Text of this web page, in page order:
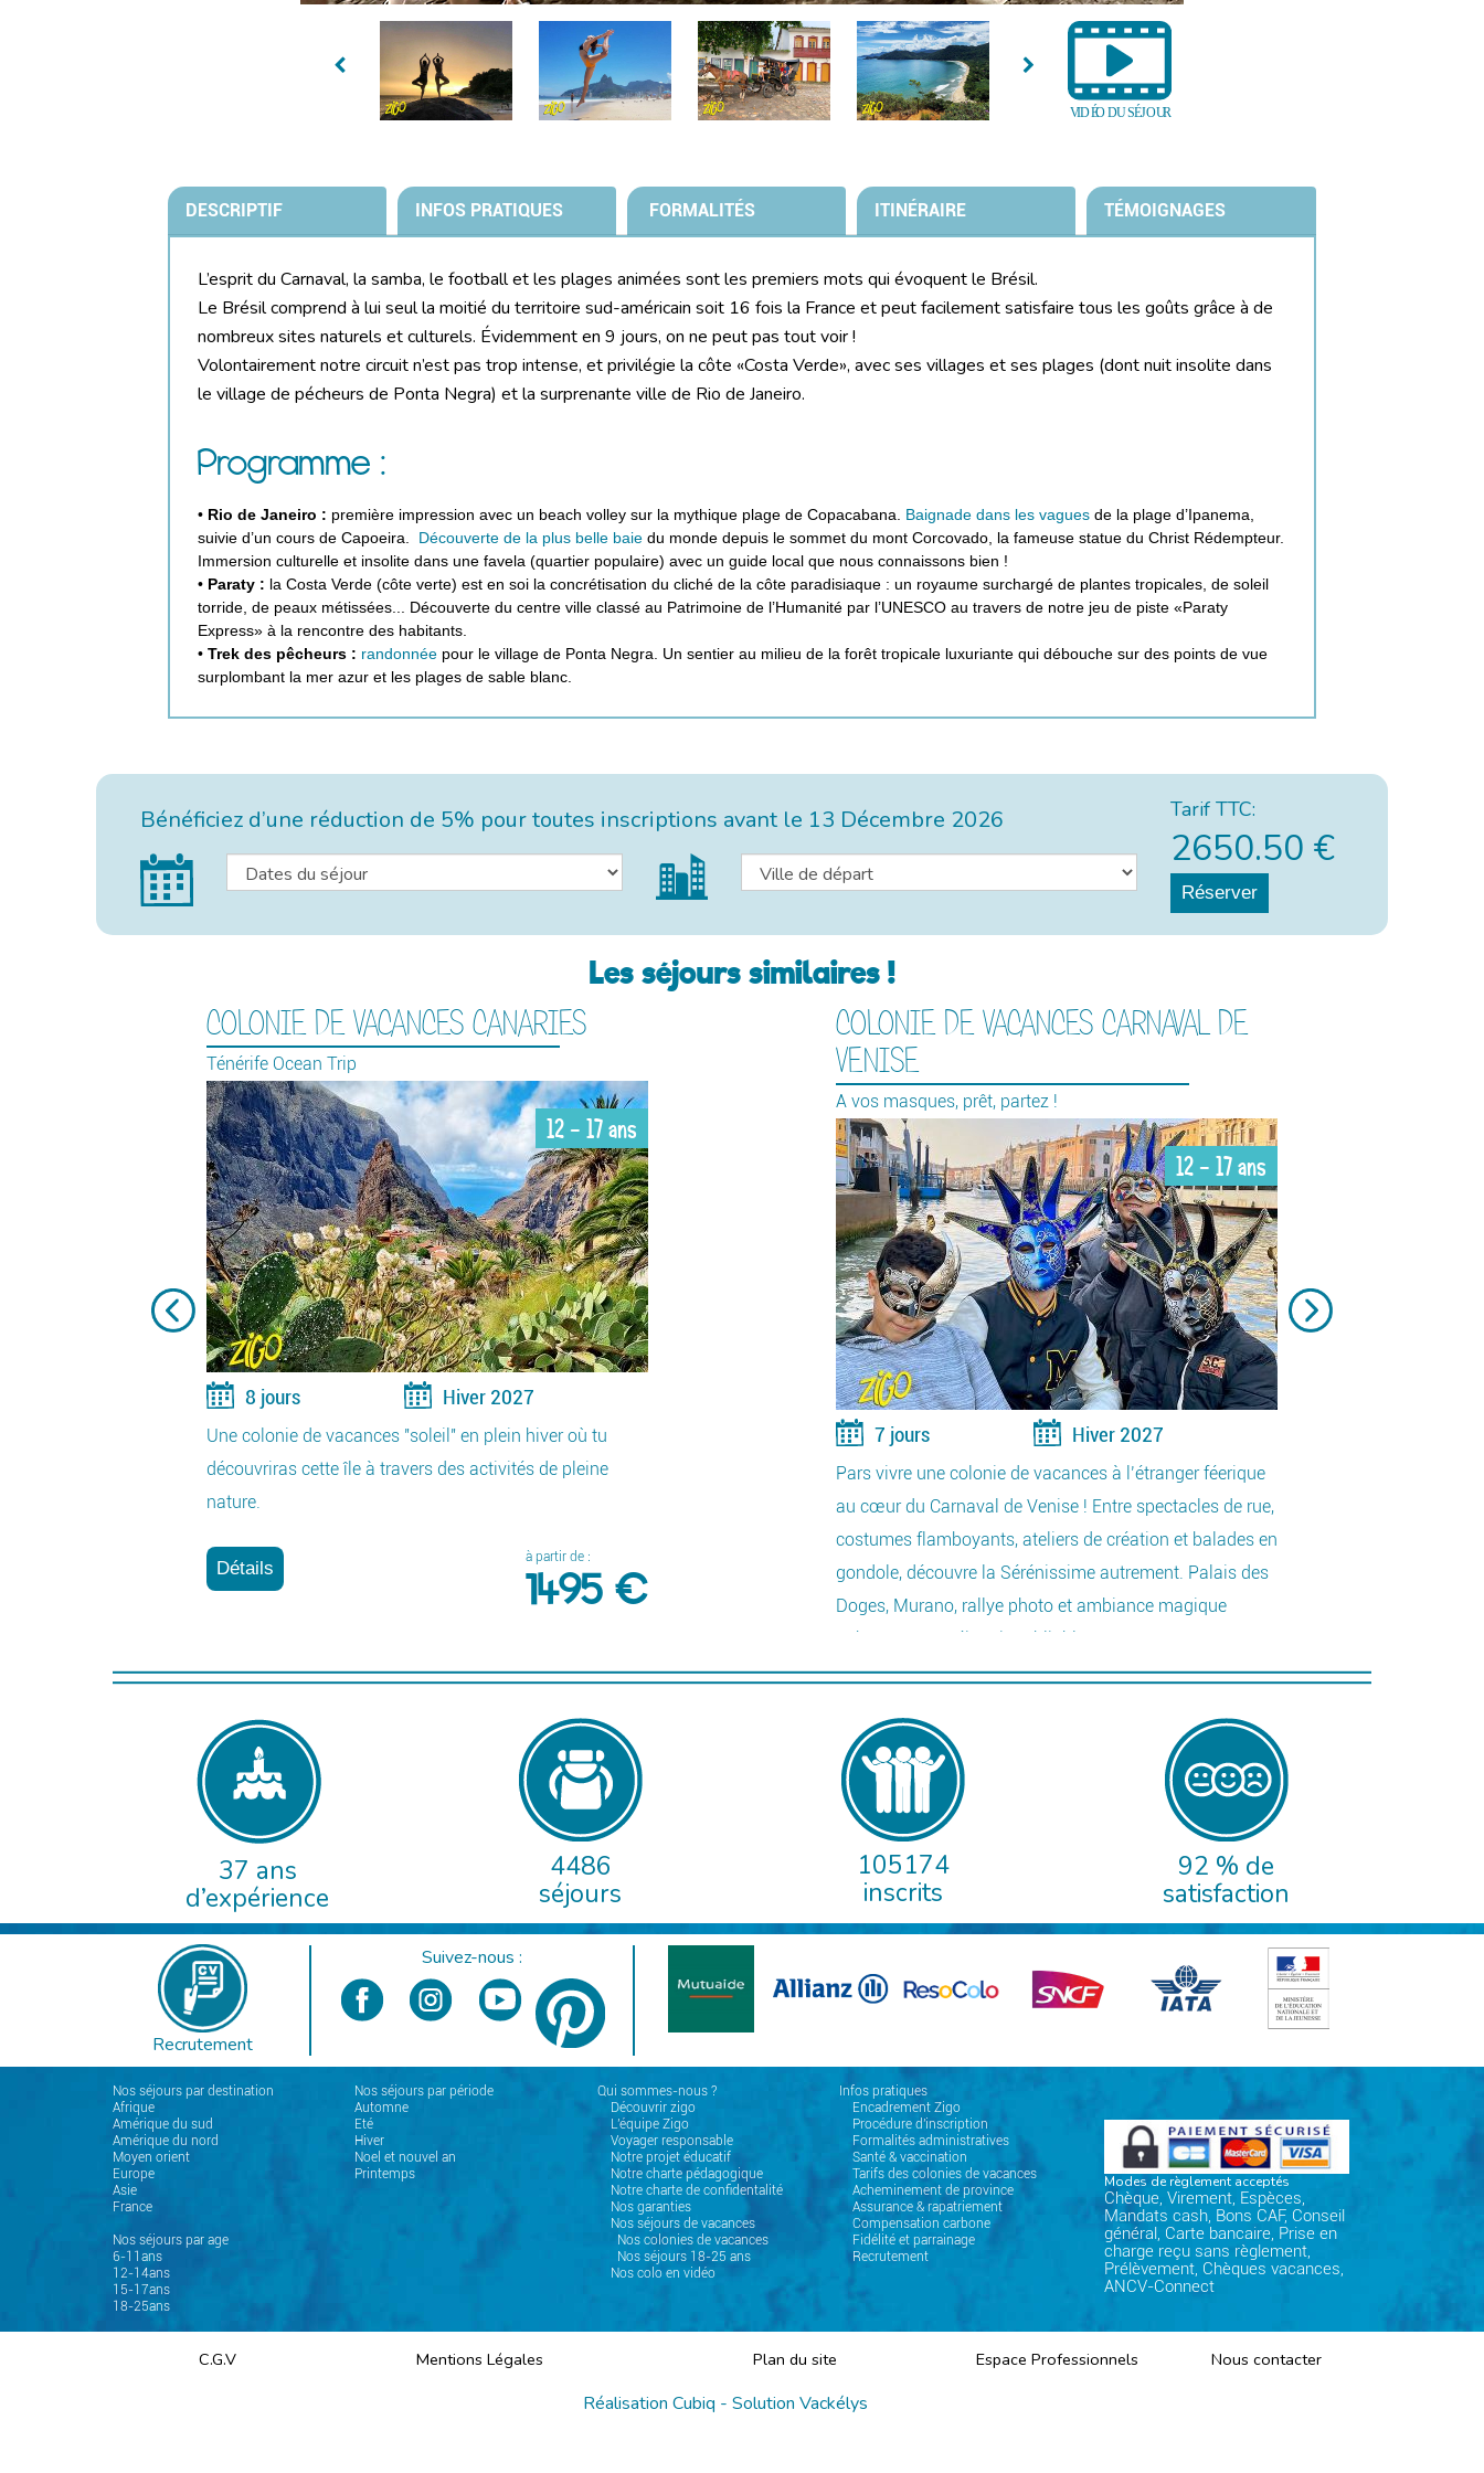
DESCRIPTIF INFOS PRATIQUES FORMALITÉS ITINÉRAIRE TÉMOIGNAGES
L’esprit du Carnaval, la samba, le football et les plages animées sont les premiers mots qui évoquent le Brésil.
Le Brésil comprend à lui seul la moitié du territoire sud-américain soit 16 fois la France et peut facilement satisfaire tous les goûts grâce à de
nombreux sites naturels et culturels. Évidemment en 9 jours, on ne peut pas tout voir !
Volontairement notre circuit n’est pas trop intense, et privilégie la côte «Costa Verde», avec ses villages et ses plages (dont nuit insolite dans
le village de pécheurs de Ponta Negra) et la surprenante ville de Rio de Janeiro.
Programme :
• Rio de Janeiro : première impression avec un beach volley sur la mythique plage de Copacabana. Baignade dans les vagues de la plage d’Ipanema,
suivie d’un cours de Capoeira. Découverte de la plus belle baie du monde depuis le sommet du mont Corcovado, la fameuse statue du Christ Rédempteur.
Immersion culturelle et insolite dans une favela (quartier populaire) avec un guide local que nous connaissons bien !
• Paraty : la Costa Verde (côte verte) est en soi la concrétisation du cliché de la côte paradisiaque : un royaume surchargé de plantes tropicales, de soleil
torride, de peaux métissées... Découverte du centre ville classé au Patrimoine de l’Humanité par l’UNESCO au travers de notre jeu de piste «Paraty
Express» à la rencontre des habitants.
• Trek des pêcheurs : randonnée pour le village de Ponta Negra. Un sentier au milieu de la forêt tropicale luxuriante qui débouche sur des points de vue
surplombant la mer azur et les plages de sable blanc.
Bénéficiez d’une réduction de 5% pour toutes inscriptions avant le 13 Décembre 2026 Tarif TTC:
2650.50 €
Réserver
Les séjours similaires !
COLONIE DE VACANCES CANARIES
Ténérife Ocean Trip
12 - 17 ans
8 jours Hiver 2027
Une colonie de vacances "soleil" en plein hiver où tu
découvriras cette île à travers des activités de pleine
nature.
Détails
à partir de :
1495 €
COLONIE DE VACANCES CARNAVAL DE
VENISE
A vos masques, prêt, partez !
12 - 17 ans
7 jours Hiver 2027
Pars vivre une colonie de vacances à l’étranger féerique
au cœur du Carnaval de Venise ! Entre spectacles de rue,
costumes flamboyants, ateliers de création et balades en
gondole, découvre la Sérénissime autrement. Palais des
Doges, Murano, rallye photo et ambiance magique
1446 €
37 ans
d’expérience
4486
séjours
105174
inscrits
92 % de
satisfaction
Recrutement
Suivez-nous :
Nos séjours par destination
Afrique
Amérique du sud
Amérique du nord
Moyen orient
Europe
Asie
France
Nos séjours par age
6-11ans
12-14ans
15-17ans
18-25ans
Nos séjours par période
Automne
Eté
Hiver
Noel et nouvel an
Printemps
Qui sommes-nous ?
Découvrir zigo
L'équipe Zigo
Voyager responsable
Notre projet éducatif
Notre charte pédagogique
Notre charte de confidentalité
Nos garanties
Nos séjours de vacances
Nos colonies de vacances
Nos séjours 18-25 ans
Nos colo en vidéo
Infos pratiques
Encadrement Zigo
Procédure d'inscription
Formalités administratives
Santé & vaccination
Tarifs des colonies de vacances
Acheminement de province
Assurance & rapatriement
Compensation carbone
Fidélité et parrainage
Recrutement
Modes de règlement acceptés
Chèque, Virement, Espèces,
Mandats cash, Bons CAF, Conseil
général, Carte bancaire, Prise en
charge reçu sans règlement,
Prélèvement, Chèques vacances,
ANCV-Connect
C.G.V Mentions Légales Plan du site Espace Professionnels Nous contacter
Réalisation Cubiq - Solution Vackélys